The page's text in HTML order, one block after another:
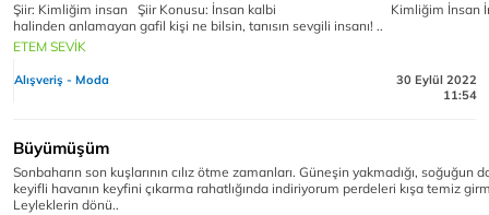
Şiir: Kimliğim insan Şiir Konusu: İnsan kalbi Kimliğim İnsan
halinden anlamayan gafil kişi ne bilsin, tanısın sevgili insanı! ..
ETEM SEVİK
Alışveriş - Moda
30 Eylül 2022
11:54
Büyümüşüm
Sonbaharın son kuşlarının cılız ötme zamanları. Güneşin yakmadığı, soğuğun
keyifli havanın keyfini çıkarma rahatlığında indiriyorum perdeleri kışa temiz
Leyleklerin dönü..